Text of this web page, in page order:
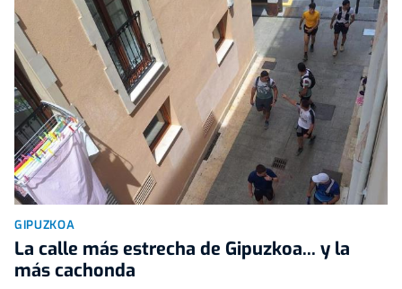
GIPUZKOA
La calle más estrecha de Gipuzkoa... y la
más cachonda